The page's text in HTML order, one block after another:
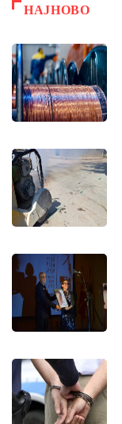
НАЈНОВО